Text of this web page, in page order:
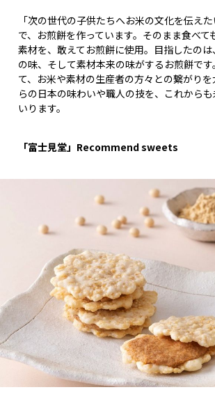
「次の世代の子供たちへお米の文化を伝え
で、お煎餅を作っています。そのまま食べて
素材を、敢えてお煎餅に使用。目指したの
の味、そして素材本来の味がするお煎餅で
て、お米や素材の生産者の方々との繋がり
らの日本の味わいや職人の技を、これからも
いります。
「富士見堂」Recommend sweets